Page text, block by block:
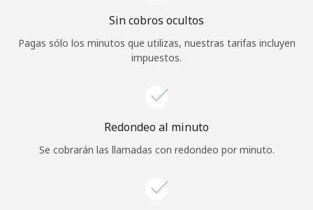
o
Sin cobros ocultos
Pagas sólo los minutos que utilizas, nuestras tarifas incluyen
impuestos.
Redondeo al minuto
Se cobrarán las llamadas con redondeo por minuto.